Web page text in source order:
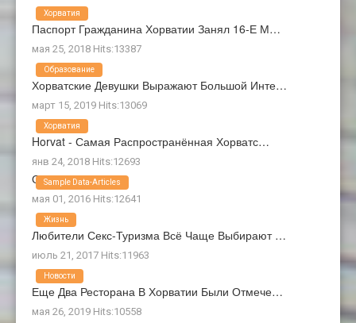
Паспорт Гражданина Хорватии Занял 16-Е М…
мая 25, 2018 Hits:13387
Хорватия
Хорватские Девушки Выражают Большой Инте…
март 15, 2019 Hits:13069
Образование
Horvat - Самая Распространённая Хорватс…
янв 24, 2018 Hits:12693
Хорватия
О Нас
мая 01, 2016 Hits:12641
Sample Data-Articles
Любители Секс-Туризма Всё Чаще Выбирают …
июль 21, 2017 Hits:11963
Жизнь
Еще Два Ресторана В Хорватии Были Отмече…
мая 26, 2019 Hits:10558
Новости